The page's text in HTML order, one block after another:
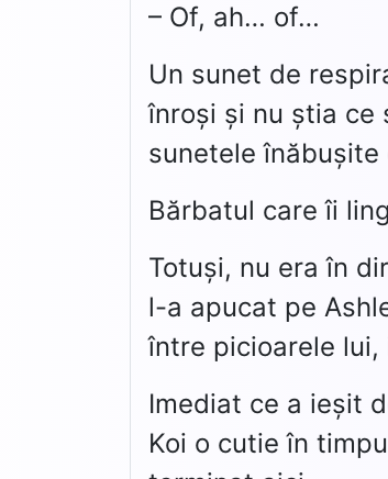
– Of, ah… of…
Un sunet de
înroși și nu știa ce
sunetele
Bărbatul care îi
Totuși, nu era în
l-a apucat pe
între picioarele
Imediat ce a ieșit
Koi o cutie în